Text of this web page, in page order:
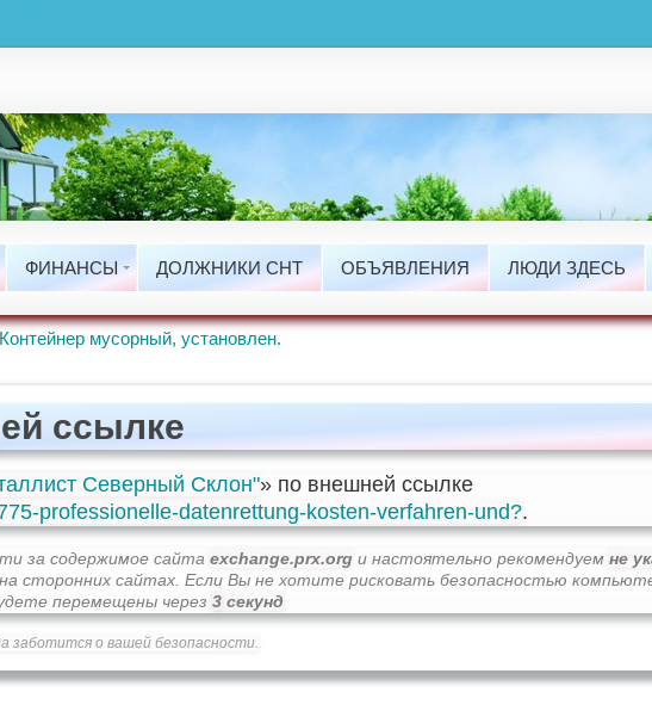
ФИНАНСЫ
Тарифы
Документы
Задолжности
Проводимые Работы.ДОЛЖНИКИ СНТ ОБЪЯВЛЕНИЯ ЛЮДИ ЗДЕСЬ
Контейнер мусорный, установлен.
ссылке
Северный Склон"» по внешней ссылке
professionelle-datenrettung-kosten-verfahren-und?.
за содержимое сайтаexchange.prx.org и настоятельно рекомендуемне
на сторонних сайтах. Если Вы не хотите рисковать безопасностью
перемещены через2 секунд
о вашей безопасности.